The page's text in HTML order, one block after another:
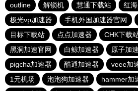
outline
解锁机 慧通下载站 红
极光vp加速器
手机外国加速器官网
目标下载站
点点加速器 CHK下载
黑洞加速官网
白鲸加速器 原子加
pigcha加速器
酷通加速器 veee加
1元机场
泡泡狗加速器 hammer加